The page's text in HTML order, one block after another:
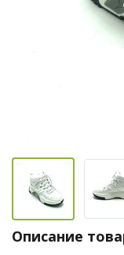
Описание